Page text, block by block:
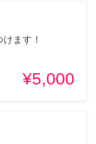
ます！
¥5,000